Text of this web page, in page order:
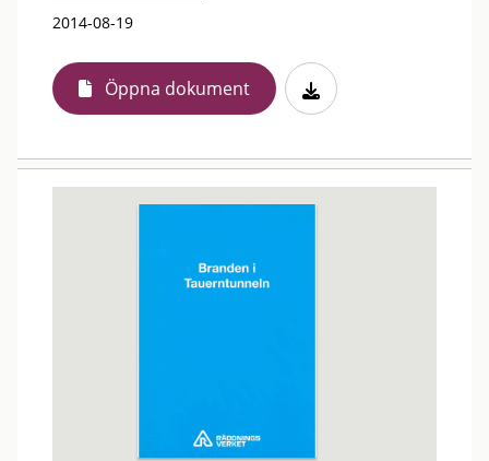
2014-08-19
Öppna dokument